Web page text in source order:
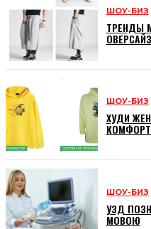
ШОУ-БИЗ
ТРЕНДЫ
ОВЕРСАЙЗ
ШОУ-БИЗ
ХУДИ
ШОУ-БИЗ
УЗД
МОВОЮ